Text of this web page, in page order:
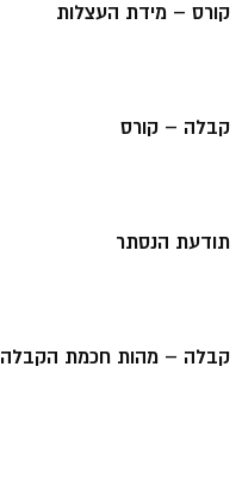
קורס – מידת העצלות
קבלה – קורס
תודעת הנסתר
קבלה – מהות חכמת הקבלה